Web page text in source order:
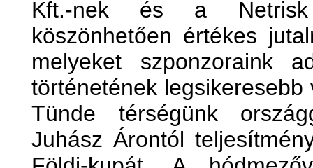
Kft.-nek és a Netrisk
köszönhetően értékes
melyeket szponzoraink
történetének
Tünde térségünk
Juhász Árontól